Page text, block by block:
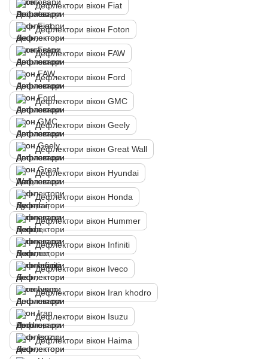
Дефлектори вікон Fiat
Дефлектори вікон Foton
Дефлектори вікон FAW
Дефлектори вікон Ford
Дефлектори вікон GMC
Дефлектори вікон Geely
Дефлектори вікон Great Wall
Дефлектори вікон Hyundai
Дефлектори вікон Honda
Дефлектори вікон Hummer
Дефлектори вікон Infiniti
Дефлектори вікон Iveco
Дефлектори вікон Iran khodro
Дефлектори вікон Isuzu
Дефлектори вікон Haima